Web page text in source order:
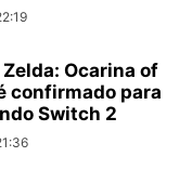
Ocarina of
confirmado para
Switch 2